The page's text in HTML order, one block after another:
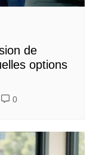
de
options
0